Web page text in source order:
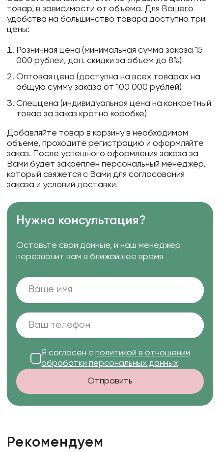
товар, в зависимости от объема. Для Вашего
удобства на большинство товара доступно три
цены:
Розничная цена (минимальная сумма заказа 15
000 рублей, доп. скидки за объем до 8%)
Оптовая цена (доступна на всех товарах на
общую сумму заказа от 100 000 рублей)
Спеццена (индивидуальная цена на конкретный
товар за заказ кратно коробке)
Добавляйте товар в корзину в необходимом
объеме, проходите регистрацию и оформляйте
заказ. После успешного оформления заказа за
Вами будет закреплен персональный менеджер,
который свяжется с Вами для согласования
заказа и условий доставки.
Нужна консультация?
Оставьте свои данные, и наш менеджер
перезвонит вам в ближайшее время
Я согласен с политикой в отношении
обработки персональных данных
Отправить
Рекомендуем